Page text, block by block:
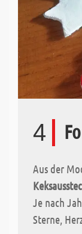
4
Aus der
Je nach
Sterne,